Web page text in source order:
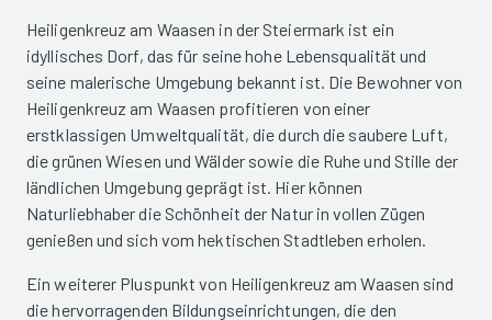
Heiligenkreuz am Waasen in der Steiermark ist ein
idyllisches Dorf, das für seine hohe Lebensqualität und
seine malerische Umgebung bekannt ist. Die Bewohner von
Heiligenkreuz am Waasen profitieren von einer
erstklassigen Umweltqualität, die durch die saubere Luft,
die grünen Wiesen und Wälder sowie die Ruhe und Stille der
ländlichen Umgebung geprägt ist. Hier können
Naturliebhaber die Schönheit der Natur in vollen Zügen
genießen und sich vom hektischen Stadtleben erholen.
Ein weiterer Pluspunkt von Heiligenkreuz am Waasen sind
die hervorragenden Bildungseinrichtungen, die den